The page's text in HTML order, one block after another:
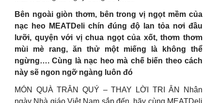
Bên ngoài giòn thơm, bên trong vị ngọt mềm của
nạc heo MEATDeli chín đúng độ lan tỏa nơi đầu
lưỡi, quyện với vị chua ngọt của xốt, thơm thơm
mùi mè rang, ăn thử một miếng là không thể
ngừng…. Cùng là nạc heo mà chế biến theo cách
này sẽ ngon ngỡ ngàng luôn đó
MÓN QUÀ TRÂN QUÝ – THAY LỜI TRI ÂN Nhân
ngày Nhà giáo Việt Nam sắp đến, hãy cùng MEATDeli